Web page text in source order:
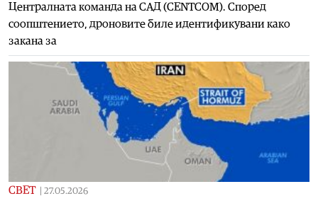
Централната команда на САД (CENTCOM). Според
соопштението, дроновите биле идентификувани како
закана за
СВЕТ 27.05.2026